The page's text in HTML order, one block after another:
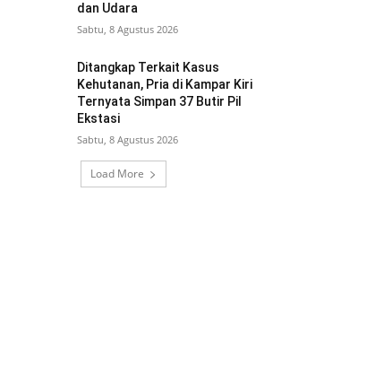
dan Udara
Sabtu, 8 Agustus 2026
Ditangkap Terkait Kasus
Kehutanan, Pria di Kampar Kiri
Ternyata Simpan 37 Butir Pil
Ekstasi
Sabtu, 8 Agustus 2026
Load More